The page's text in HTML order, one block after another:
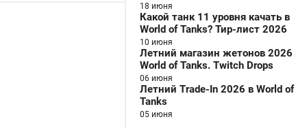
18 июня
Какой танк 11 уровня качать в
World of Tanks? Тир-лист 2026
10 июня
Летний магазин жетонов 2026
World of Tanks. Twitch Drops
06 июня
Летний Trade-In 2026 в World of
Tanks
05 июня